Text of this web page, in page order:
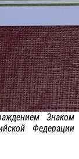
Знаком
Федерации